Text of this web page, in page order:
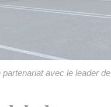
avec le leader